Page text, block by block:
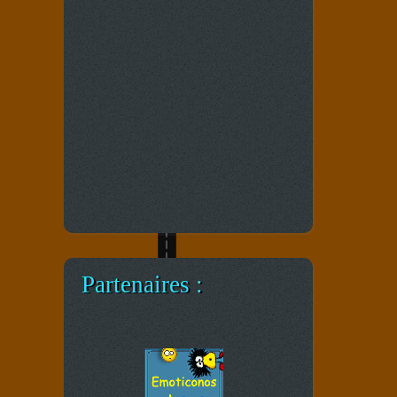
Partenaires :